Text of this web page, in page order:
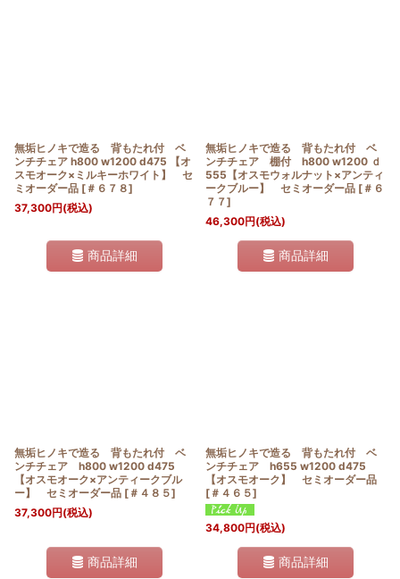
無垢ヒノキで造る 背もたれ付 ベ
ンチチェア h800 w1200 d475 【オ
スモオーク×ミルキーホワイト】 セ
ミオーダー品 [ ＃６７８]
37,300円(税込)
商品詳細
無垢ヒノキで造る 背もたれ付 ベ
ンチチェア 棚付 h800 w1200 ｄ
555【オスモウォルナット×アンティ
ークブルー】 セミオーダー品 [ ＃６
７７]
46,300円(税込)
商品詳細
無垢ヒノキで造る 背もたれ付 ベ
ンチチェア h800 w1200 d475
【オスモオーク×アンティークブル
ー】 セミオーダー品 [ ＃４８５]
37,300円(税込)
商品詳細
無垢ヒノキで造る 背もたれ付 ベ
ンチチェア h655 w1200 d475
【オスモオーク】 セミオーダー品
[ ＃４６５]
34,800円(税込)
商品詳細